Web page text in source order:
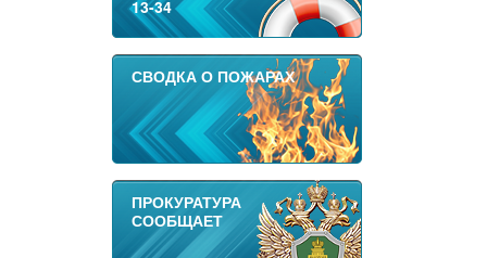
13-34
СВОДКА О ПОЖАРАХ
ПРОКУРАТУРА
СООБЩАЕТ